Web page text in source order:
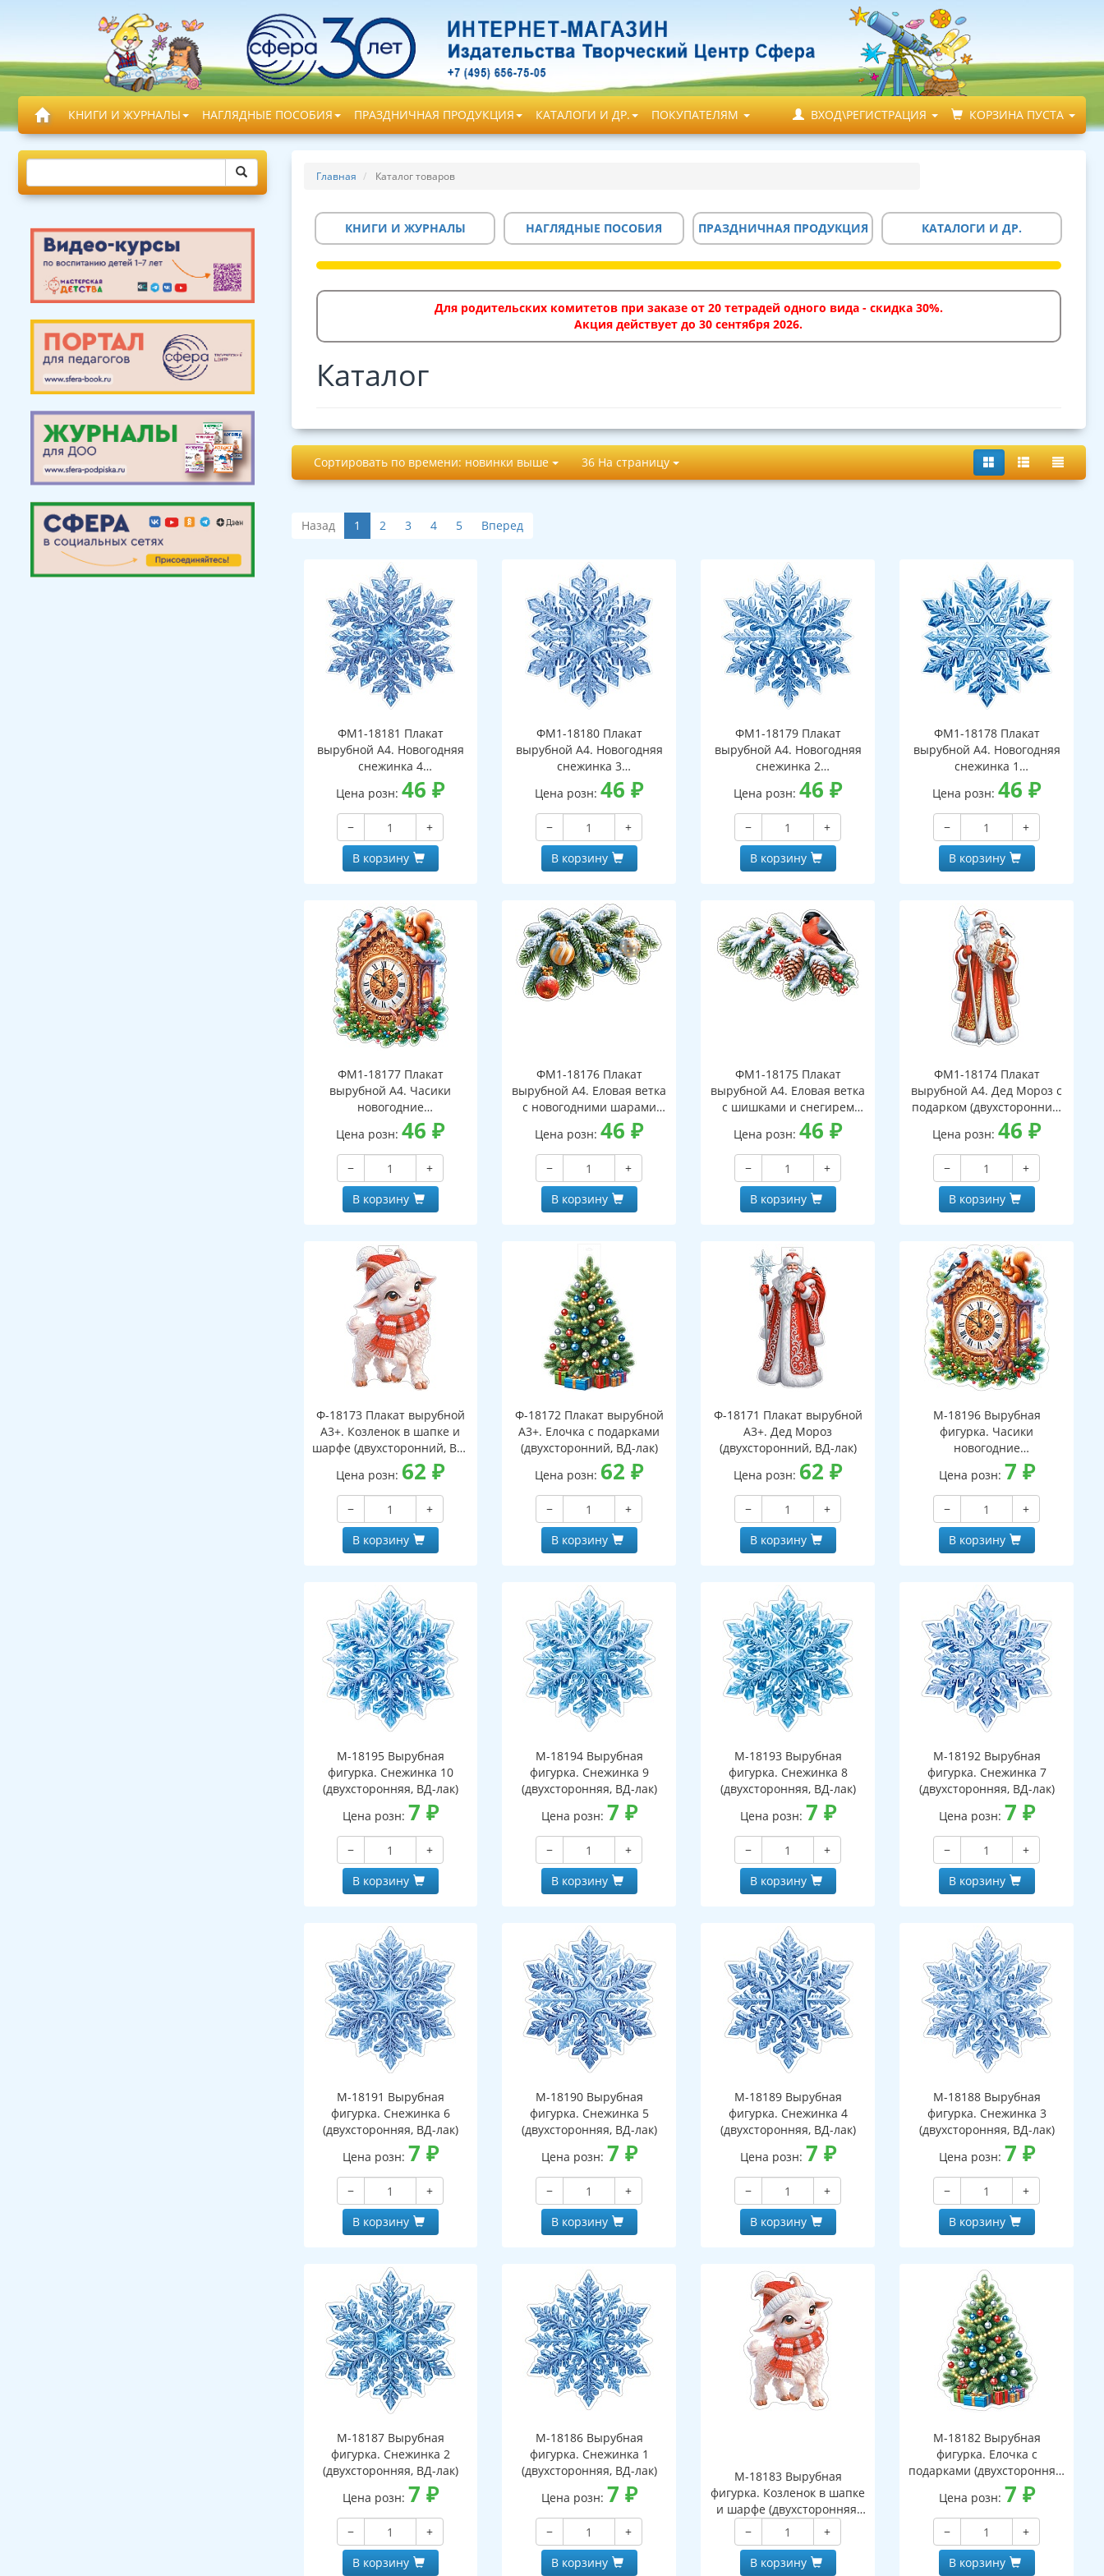
КНИГИ И ЖУРНАЛЫ НАГЛЯДНЫЕ ПОСОБИЯ ПРАЗДНИЧНАЯ ПРОДУКЦИЯ КАТАЛОГИ И ДР. ПОКУПАТЕЛЯМ ВХОД\РЕГИСТРАЦИЯ КОРЗИНА ПУСТА
Главная Каталог товаров
КНИГИ И ЖУРНАЛЫ НАГЛЯДНЫЕ ПОСОБИЯ ПРАЗДНИЧНАЯ ПРОДУКЦИЯ КАТАЛОГИ И ДР.
Для родительских комитетов при заказе от 20 тетрадей одного вида - скидка 30%.
Акция действует до 30 сентября 2026.
Каталог
Сортировать по времени: новинки выше 36 На страницу
Назад 1 2 3 4 5 Вперед
ФМ1-18181 Плакат
вырубной А4. Новогодняя
снежинка 4
(двухсторонний, ВД-лак)
Цена розн:46₽
−
+
В корзину
ФМ1-18180 Плакат
вырубной А4. Новогодняя
снежинка 3
(двухсторонний, ВД-лак)
Цена розн:46₽
−
+
В корзину
ФМ1-18179 Плакат
вырубной А4. Новогодняя
снежинка 2
(двухсторонний, ВД-лак)
Цена розн:46₽
−
+
В корзину
ФМ1-18178 Плакат
вырубной А4. Новогодняя
снежинка 1
(двухсторонний, ВД-лак)
Цена розн:46₽
−
+
В корзину
ФМ1-18177 Плакат
вырубной А4. Часики
новогодние
(двухсторонний, ВД-лак)
Цена розн:46₽
−
+
В корзину
ФМ1-18176 Плакат
вырубной А4. Еловая ветка
с новогодними шарами
(двухсторонний, ВД-лак)
Цена розн:46₽
−
+
В корзину
ФМ1-18175 Плакат
вырубной А4. Еловая ветка
с шишками и снегирем
(двухсторонний, ВД-лак)
Цена розн:46₽
−
+
В корзину
ФМ1-18174 Плакат
вырубной А4. Дед Мороз с
подарком (двухсторонний,
ВД-лак)
Цена розн:46₽
−
+
В корзину
Ф-18173 Плакат вырубной
А3+. Козленок в шапке и
шарфе (двухсторонний, ВД-
Цена розн: 62₽
−
+
В корзину
Ф-18172 Плакат вырубной
А3+. Елочка с подарками
(двухсторонний, ВД-лак)
Цена розн: 62₽
−
+
В корзину
Ф-18171 Плакат вырубной
А3+. Дед Мороз
(двухсторонний, ВД-лак)
Цена розн: 62₽
−
+
В корзину
М-18196 Вырубная
фигурка. Часики
новогодние
(двухсторонняя, ВД-лак)
Цена розн: 7 ₽
−
+
В корзину
М-18195 Вырубная
фигурка. Снежинка 10
(двухсторонняя, ВД-лак)
Цена розн: 7 ₽
−
+
В корзину
М-18194 Вырубная
фигурка. Снежинка 9
(двухсторонняя, ВД-лак)
Цена розн: 7 ₽
−
+
В корзину
М-18193 Вырубная
фигурка. Снежинка 8
(двухсторонняя, ВД-лак)
Цена розн: 7 ₽
−
+
В корзину
М-18192 Вырубная
фигурка. Снежинка 7
(двухсторонняя, ВД-лак)
Цена розн: 7 ₽
−
+
В корзину
М-18191 Вырубная
фигурка. Снежинка 6
(двухсторонняя, ВД-лак)
Цена розн: 7 ₽
−
+
В корзину
М-18190 Вырубная
фигурка. Снежинка 5
(двухсторонняя, ВД-лак)
Цена розн: 7 ₽
−
+
В корзину
М-18189 Вырубная
фигурка. Снежинка 4
(двухсторонняя, ВД-лак)
Цена розн: 7 ₽
−
+
В корзину
М-18188 Вырубная
фигурка. Снежинка 3
(двухсторонняя, ВД-лак)
Цена розн: 7 ₽
−
+
В корзину
М-18187 Вырубная
фигурка. Снежинка 2
(двухсторонняя, ВД-лак)
Цена розн: 7 ₽
−
+
В корзину
М-18186 Вырубная
фигурка. Снежинка 1
(двухсторонняя, ВД-лак)
Цена розн: 7 ₽
−
+
В корзину
М-18183 Вырубная
фигурка. Козленок в шапке
и шарфе (двухсторонняя,
ВД-лак)
−
+
В корзину
М-18182 Вырубная
фигурка. Елочка с
подарками (двухсторонняя,
ВД-лак)
Цена розн: 7 ₽
−
+
В корзину